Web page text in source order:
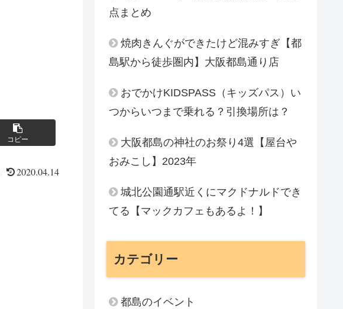
コピー
2020.04.14
点まとめ
焼肉きんぐができたけど混みすぎ【都
島駅から徒歩圏内】大阪都島通り店
おでかけKIDSPASS（キッズパス）い
つからいつまで乗れる？引換場所は？
大阪都島の神社のお祭り4選【屋台や
おみこし】2023年
城北公園通駅近くにマクドナルドでき
てる【マックカフェもあるよ！】
カテゴリー
都島のイベント